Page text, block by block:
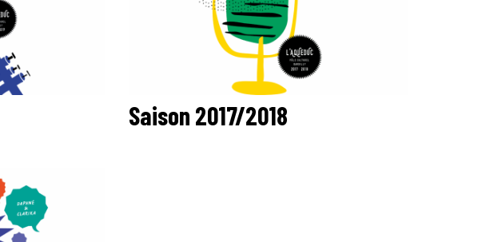
Saison 2017/2018